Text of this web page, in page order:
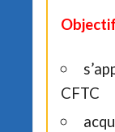
CFTC